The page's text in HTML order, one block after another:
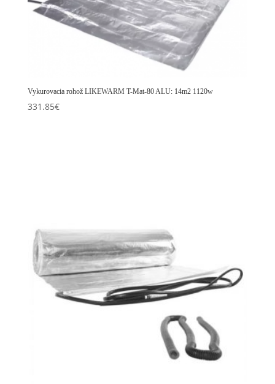
Vykurovacia rohož LIKEWARM T-Mat-80 ALU: 14m2 1120w
331.85€